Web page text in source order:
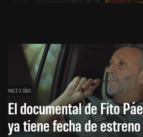
HACE 3 DÍAS
El documental de Fito
ya tiene fecha de